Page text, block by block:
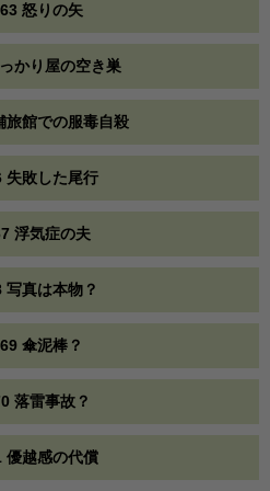
怒りの矢
かり屋の空き巣
旅館での服毒自殺
失敗した尾行
浮気症の夫
写真は本物？
傘泥棒？
落雷事故？
優越感の代償